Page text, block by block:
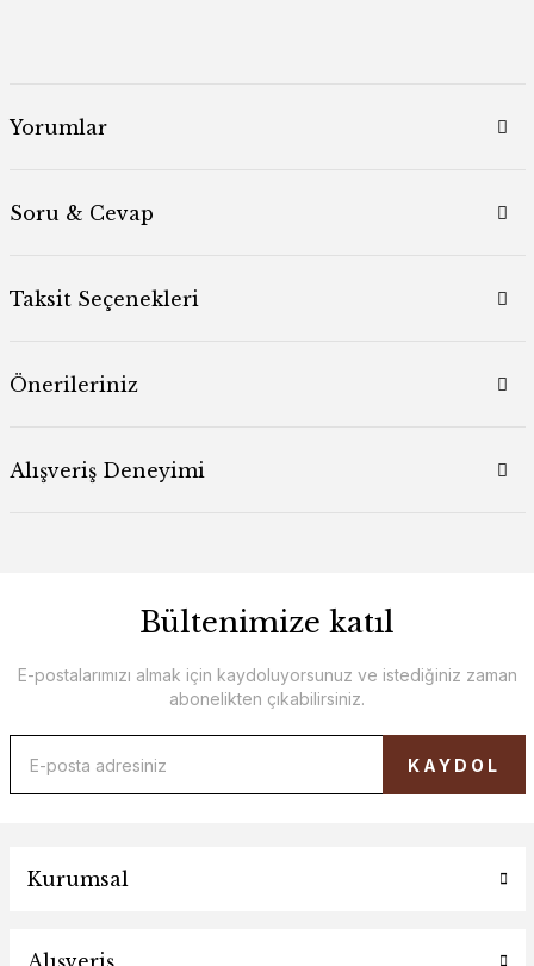
Yorumlar
Soru & Cevap
Taksit Seçenekleri
Önerileriniz
Alışveriş Deneyimi
Bültenimize katıl
E-postalarımızı almak için kaydoluyorsunuz ve istediğiniz zaman
abonelikten çıkabilirsiniz.
KAYDOL
Kurumsal
Alışveriş